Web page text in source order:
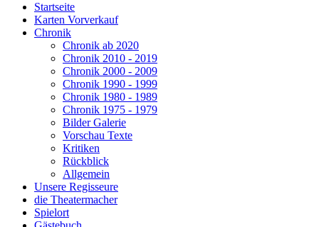
Startseite
Karten Vorverkauf
Chronik
Chronik ab 2020
Chronik 2010 - 2019
Chronik 2000 - 2009
Chronik 1990 - 1999
Chronik 1980 - 1989
Chronik 1975 - 1979
Bilder Galerie
Vorschau Texte
Kritiken
Rückblick
Allgemein
Unsere Regisseure
die Theatermacher
Spielort